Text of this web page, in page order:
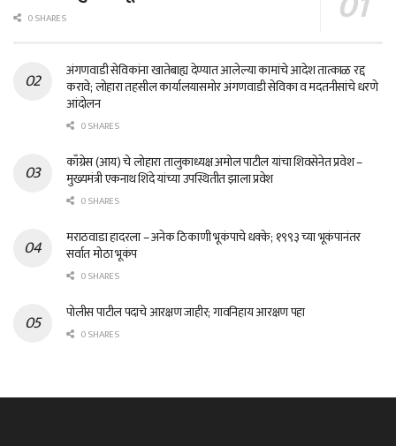
0 SHARES
अंगणवाडी सेविकांना खातेबाह्य देण्यात आलेल्या कामांचे आदेश तात्काळ रद्द
करावे; लोहारा तहसील कार्यालयासमोर अंगणवाडी सेविका व मदतनीसांचे धरणे
आंदोलन
0 SHARES
काँग्रेस (आय) चे लोहारा तालुकाध्यक्ष अमोल पाटील यांचा शिवसेनेत प्रवेश –
मुख्यमंत्री एकनाथ शिंदे यांच्या उपस्थितीत झाला प्रवेश
0 SHARES
मराठवाडा हादरला – अनेक ठिकाणी भूकंपाचे धक्के; १९९३ च्या भूकंपानंतर
सर्वात मोठा भूकंप
0 SHARES
पोलीस पाटील पदाचे आरक्षण जाहीर; गावनिहाय आरक्षण पहा
0 SHARES